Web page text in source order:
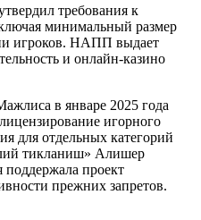
требования к
минимальный размер
игроков. НАПП выдает
и онлайн-казино
в январе 2025 года
игорного
для отдельных категорий
тикланиш» Алишер
поддержала проект
прежних запретов.